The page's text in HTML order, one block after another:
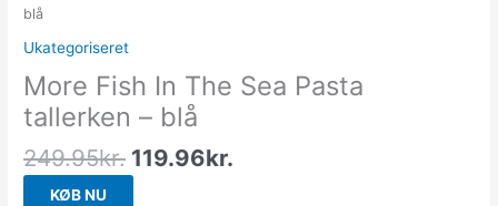
blå
Ukategoriseret
More Fish In The Sea Pasta
tallerken – blå
249.95kr. 119.96kr.
KØB NU